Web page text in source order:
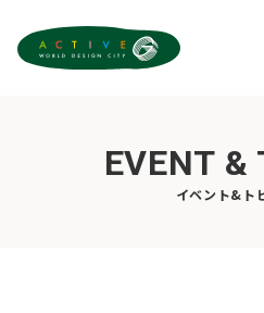
EVENT &
イベント&ト